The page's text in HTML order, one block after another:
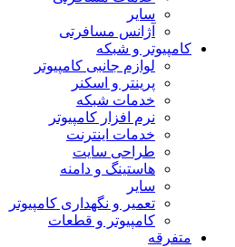
سایر
آژانس مسافرتی
کامپیوتر و شبکه
لوازم جانبی کامپیوتر
پرینتر و اسکنر
خدمات شبکه
نرم افزار کامپیوتر
خدمات اینترنت
طراحی سایت
هاستینگ و دامنه
سایر
تعمیر و نگهداری کامپیوتر
کامپیوتر و قطعات
متفرقه